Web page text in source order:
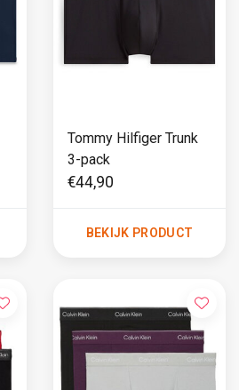
Tommy Hilfiger Trunk
3-pack
€44,90
BEKIJK PRODUCT